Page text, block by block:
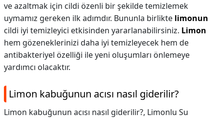
ve azaltmak için cildi özenli bir şekilde temizlemek
uymamız gereken ilk adımdır. Bununla birlikte limonun
cildi iyi temizleyici etkisinden yararlanabilirsiniz. Limon
hem gözeneklerinizi daha iyi temizleyecek hem de
antibakteriyel özelliği ile yeni oluşumları önlemeye
yardımcı olacaktır.
Limon kabuğunun acısı nasıl giderilir?
Limon kabuğunun acısı nasıl giderilir?, Limonlu Su